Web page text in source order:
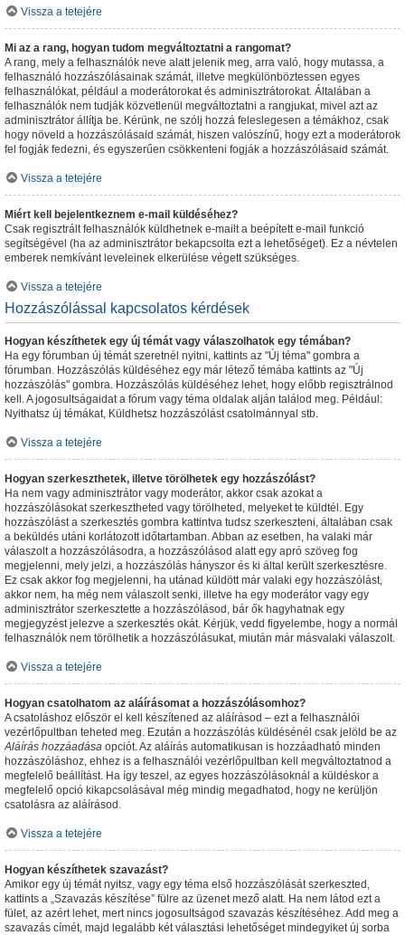
Vissza a tetejére
Mi az a rang, hogyan tudom megváltoztatni a rangomat?
A rang, mely a felhasználók neve alatt jelenik meg, arra való, hogy mutassa, a
felhasználó hozzászólásainak számát, illetve megkülönböztessen egyes
felhasználókat, például a moderátorokat és adminisztrátorokat. Általában a
felhasználók nem tudják közvetlenül megváltoztatni a rangjukat, mivel azt az
adminisztrátor állítja be. Kérünk, ne szólj hozzá feleslegesen a témákhoz, csak
hogy növeld a hozzászólásaid számát, hiszen valószínű, hogy ezt a moderátorok
fel fogják fedezni, és egyszerűen csökkenteni fogják a hozzászólásaid számát.
Vissza a tetejére
Miért kell bejelentkeznem e-mail küldéséhez?
Csak regisztrált felhasználók küldhetnek e-mailt a beépített e-mail funkció
segítségével (ha az adminisztrátor bekapcsolta ezt a lehetőséget). Ez a névtelen
emberek nemkívánt leveleinek elkerülése végett szükséges.
Vissza a tetejére
Hozzászólással kapcsolatos kérdések
Hogyan készíthetek egy új témát vagy válaszolhatok egy témában?
Ha egy fórumban új témát szeretnél nyitni, kattints az "Új téma" gombra a
fórumban. Hozzászólás küldéséhez egy már létező témába kattints az "Új
hozzászólás" gombra. Hozzászólás küldéséhez lehet, hogy előbb regisztrálnod
kell. A jogosultságaidat a fórum vagy téma oldalak alján találod meg. Például:
Nyithatsz új témákat, Küldhetsz hozzászólást csatolmánnyal stb.
Vissza a tetejére
Hogyan szerkeszthetek, illetve törölhetek egy hozzászólást?
Ha nem vagy adminisztrátor vagy moderátor, akkor csak azokat a
hozzászólásokat szerkesztheted vagy törölheted, melyeket te küldtél. Egy
hozzászólást a szerkesztés gombra kattintva tudsz szerkeszteni, általában csak
a beküldés utáni korlátozott időtartamban. Abban az esetben, ha valaki már
válaszolt a hozzászólásodra, a hozzászólásod alatt egy apró szöveg fog
megjelenni, mely jelzi, a hozzászólás hányszor és ki által került szerkesztésre.
Ez csak akkor fog megjelenni, ha utánad küldött már valaki egy hozzászólást,
akkor nem, ha még nem válaszolt senki, illetve ha egy moderátor vagy egy
adminisztrátor szerkesztette a hozzászólásod, bár ők hagyhatnak egy
megjegyzést jelezve a szerkesztés okát. Kérjük, vedd figyelembe, hogy a normál
felhasználók nem törölhetik a hozzászólásukat, miután már másvalaki válaszolt.
Vissza a tetejére
Hogyan csatolhatom az aláírásomat a hozzászólásomhoz?
A csatoláshoz először el kell készítened az aláírásod – ezt a felhasználói
vezérlőpultban teheted meg. Ezután a hozzászólás küldésénél csak jelöld be az
Aláírás hozzáadása opciót. Az aláírás automatikusan is hozzáadható minden
hozzászóláshoz, ehhez is a felhasználói vezérlőpultban kell megváltoztatnod a
megfelelő beállítást. Ha így teszel, az egyes hozzászólásoknál a küldéskor a
megfelelő opció kikapcsolásával még mindig megadhatod, hogy ne kerüljön
csatolásra az aláírásod.
Vissza a tetejére
Hogyan készíthetek szavazást?
Amikor egy új témát nyitsz, vagy egy téma első hozzászólását szerkeszted,
kattints a „Szavazás készítése” fülre az üzenet mező alatt. Ha nem látod ezt a
fület, az azért lehet, mert nincs jogosultságod szavazás készítéséhez. Add meg a
szavazás címét, majd legalább két választási lehetőséget mindegyiket új sorba